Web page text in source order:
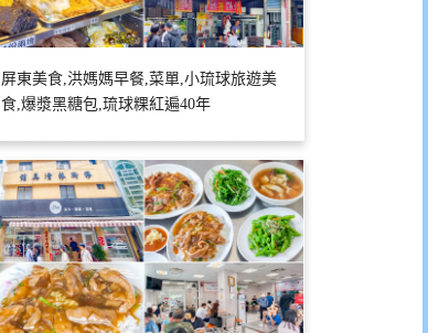
屏東美食,洪媽媽早餐,菜單,小琉球旅遊美
食,爆漿黑糖包,琉球粿紅遍40年